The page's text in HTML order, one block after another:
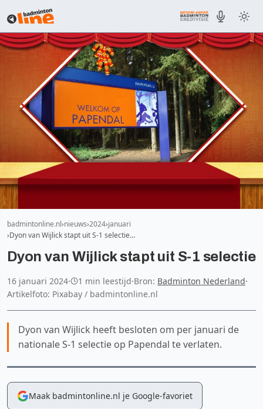
badmintonline.nl nieuws 2024 januari
Dyon van Wijlick stapt uit S-1 selectie…
Dyon van Wijlick stapt uit S-1 selectie
16 januari 2024· 1 min leestijd·Bron: Badminton Nederland·
Artikelfoto: Pixabay / badmintonline.nl
Dyon van Wijlick heeft besloten om per januari de
nationale S-1 selectie op Papendal te verlaten.
Maak badmintonline.nl je Google-favoriet